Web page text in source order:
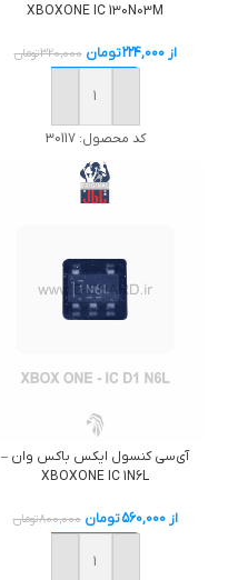
XBOXONE IC 130N03M
از224,000تومان 320,000تومان
خرید
کد محصول:30117
آی‌سی کنسول ایکس باکس وان –
XBOXONE IC 1N6L
از560,000تومان 800,000تومان
خرید